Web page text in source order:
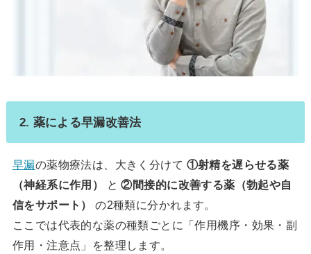
2. 薬による早漏改善法
早漏の薬物療法は、大きく分けて ①射精を遅らせる薬
（神経系に作用）
と②間接的に改善する薬（勃起や自
信をサポート）
の2種類に分かれます。
ここでは代表的な薬の種類ごとに「作用機序・効果・副
作用・注意点」を整理します。